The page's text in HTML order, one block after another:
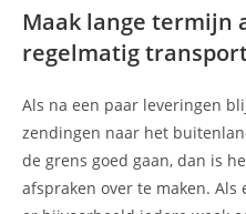
Maak lange termijn
regelmatig
Als na een paar leveringen
zendingen naar het
de grens goed gaan, dan is
afspraken over te maken.